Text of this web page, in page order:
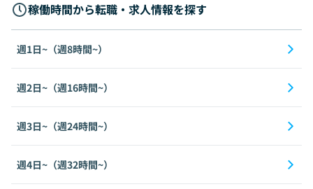
稼働時間から転職・求人情報を探す
週1日~（週8時間~）
週2日~（週16時間~）
週3日~（週24時間~）
週4日~（週32時間~）